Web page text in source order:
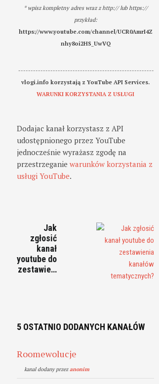
* wpisz kompletny adres wraz z http:// lub https://
przykład:
https://www.youtube.com/channel/UCR0AmrI4Z
nhy8oi2HS_UwVQ
-------------------------------------------------------
vlogi.info korzystają z YouTube API Services.
WARUNKI KORZYSTANIA Z USŁUGI
Dodajac kanał korzystasz z API
udostępnionego przez YouTube
jednocześnie wyrażasz zgodę na
przestrzeganiewarunków korzystania z
usługi YouTube.
Jak
zgłosić
kanał
youtube do
zestawie…
5 OSTATNIO DODANYCH KANAŁÓW
Roomewolucje
kanal dodany przezanonim